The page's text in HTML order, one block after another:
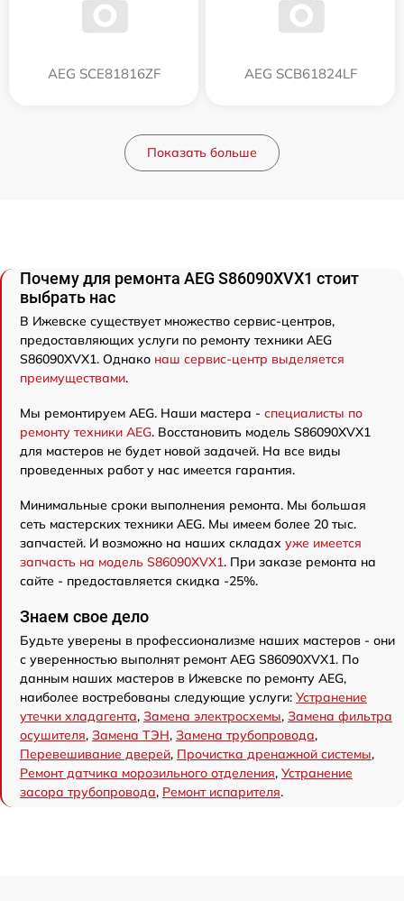
AEG SCE81816ZF AEG SCB61824LF
Показать больше
Почему для ремонта AEG S86090XVX1 стоит
выбрать нас
В Ижевске существует множество сервис-центров,
предоставляющих услуги по ремонту техники AEG
S86090XVX1. Однако наш сервис-центр выделяется
преимуществами.
Мы ремонтируем AEG. Наши мастера - специалисты по
ремонту техники AEG. Восстановить модель S86090XVX1
для мастеров не будет новой задачей. На все виды
проведенных работ у нас имеется гарантия.
Минимальные сроки выполнения ремонта. Мы большая
сеть мастерских техники AEG. Мы имеем более 20 тыс.
запчастей. И возможно на наших складах уже имеется
запчасть на модель S86090XVX1. При заказе ремонта на
сайте - предоставляется скидка -25%.
Знаем свое дело
Будьте уверены в профессионализме наших мастеров - они
с уверенностью выполнят ремонт AEG S86090XVX1. По
данным наших мастеров в Ижевске по ремонту AEG,
наиболее востребованы следующие услуги: Устранение
утечки хладагента, Замена электросхемы, Замена фильтра
осушителя, Замена ТЭН, Замена трубопровода,
Перевешивание дверей, Прочистка дренажной системы,
Ремонт датчика морозильного отделения, Устранение
засора трубопровода, Ремонт испарителя.